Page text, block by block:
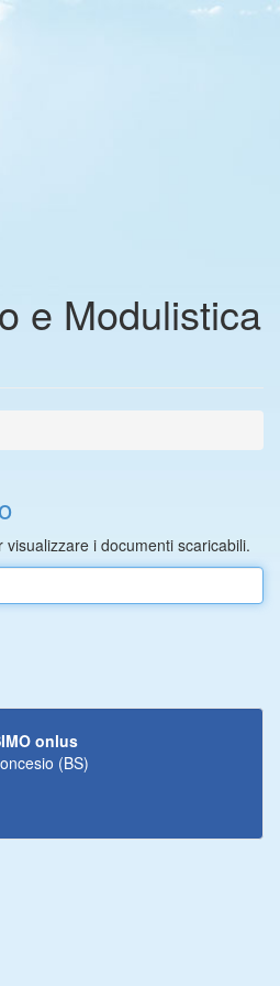
e Modulistica
i documenti scaricabili.
onlus
(BS)